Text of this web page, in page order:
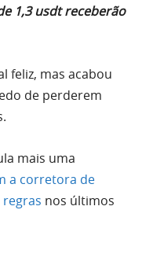
1,3 usdt receberão
feliz, mas acabou
de perderem
mais uma
a corretora de
nos últimos